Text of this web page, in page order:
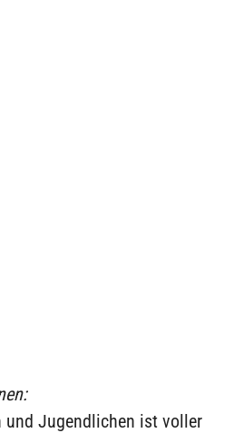
und Jugendlichen ist voller